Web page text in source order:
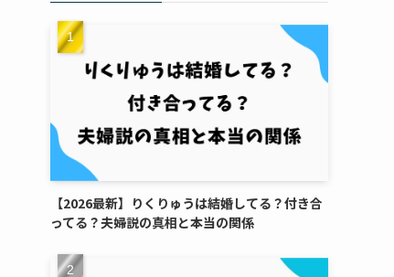
【2026最新】りくりゅうは結婚してる？付き合
ってる？夫婦説の真相と本当の関係